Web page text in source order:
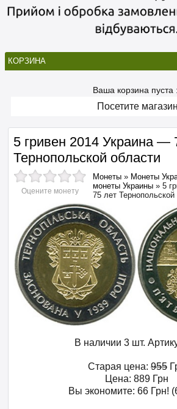
КОРЗИНА
Ваша корзина пуста
Посетите магазин
5 гривен 2014 Украина —
Тернопольской области
Оцените монету
Монеты » Монеты
монеты Украины » 5
75 лет Тернопольской
В наличии 3 шт.
Старая цена: 955
Цена: 889 Грн
Вы экономите: 66 Грн!